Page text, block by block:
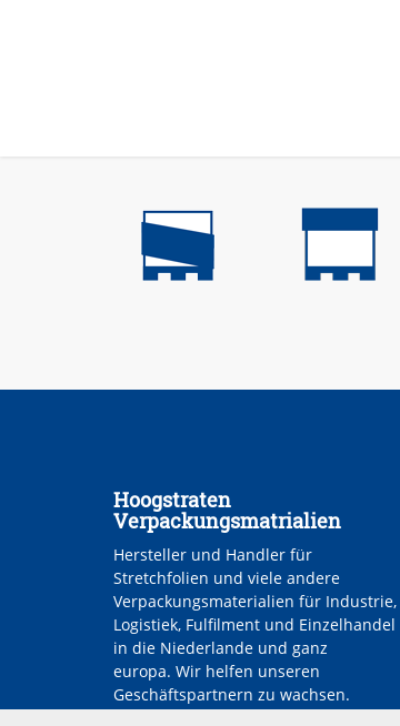
Hoogstraten
Verpackungsmatrialien
Hersteller und Handler für
Stretchfolien und viele andere
Verpackungsmaterialien für Industrie,
Logistiek, Fulfilment und Einzelhandel
in die Niederlande und ganz
europa. Wir helfen unseren
Geschäftspartnern zu wachsen.